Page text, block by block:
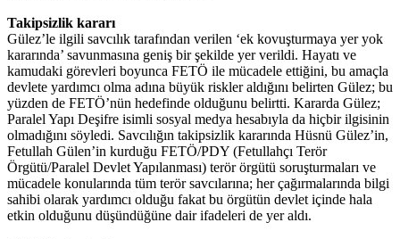
Takipsizlik kararı
Gülez’le ilgili savcılık tarafından verilen ‘ek kovuşturmaya yer yok
kararında’ savunmasına geniş bir şekilde yer verildi. Hayatı ve
kamudaki görevleri boyunca FETÖ ile mücadele ettiğini, bu amaçla
devlete yardımcı olma adına büyük riskler aldığını belirten Gülez; bu
yüzden de FETÖ’nün hedefinde olduğunu belirtti. Kararda Gülez;
Paralel Yapı Deşifre isimli sosyal medya hesabıyla da hiçbir ilgisinin
olmadığını söyledi. Savcılığın takipsizlik kararında Hüsnü Gülez’in,
Fetullah Gülen’in kurduğu FETÖ/PDY (Fetullahçı Terör
Örgütü/Paralel Devlet Yapılanması) terör örgütü soruşturmaları ve
mücadele konularında tüm terör savcılarına; her çağırmalarında bilgi
sahibi olarak yardımcı olduğu fakat bu örgütün devlet içinde hala
etkin olduğunu düşündüğüne dair ifadeleri de yer aldı.